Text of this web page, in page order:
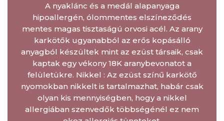
A nyaklánc és a medál alapanyaga
hipoallergén, ólommentes elszíneződés
mentes magas tisztaságú orvosi acél. Az arany
karkötők ugyanabból az erős kopásálló
anyagból készültek mint az ezüst társaik, csak
kaptak egy vékony 18K aranybevonatot a
felületükre. Nikkel : Az ezüst színű karkötő
nyomokban nikkelt is tartalmazhat, habár csak
olyan kis mennyiségben, hogy a nikkel
allergiában szenvedők többségénél ez nem